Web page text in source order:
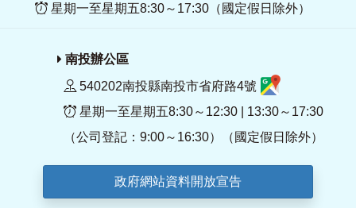
星期一至星期五8:30～17:30（國定假日除外）
南投辦公區
540202南投縣南投市省府路4號
星期一至星期五8:30～12:30 | 13:30～17:30
（公司登記：9:00～16:30）（國定假日除外）
政府網站資料開放宣告